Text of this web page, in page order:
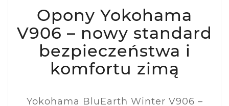
Opony Yokohama
V906 – nowy standard
bezpieczeństwa i
komfortu zimą
Yokohama BluEarth Winter V906 –